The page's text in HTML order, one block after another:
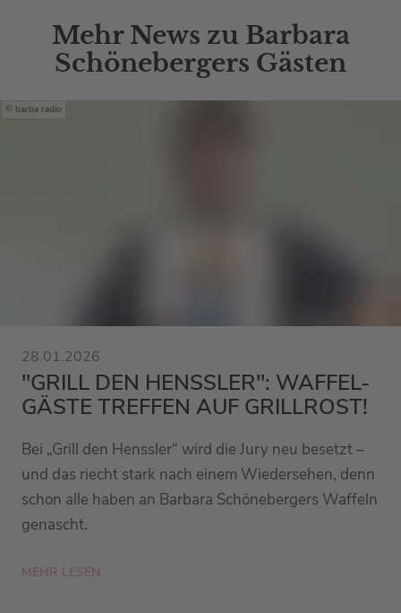
Mehr News zu Barbara
Schönebergers Gästen
barba radio
28.01.2026
"GRILL DEN HENSSLER": WAFFEL-
GÄSTE TREFFEN AUF GRILLROST!
Bei „Grill den Henssler“ wird die Jury neu besetzt –
und das riecht stark nach einem Wiedersehen, denn
schon alle haben an Barbara Schönebergers Waffeln
genascht.
MEHR LESEN